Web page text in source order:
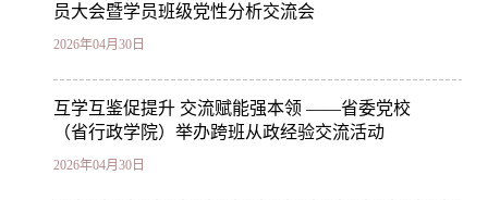
员大会暨学员班级党性分析交流会
2026年04月30日
互学互鉴促提升 交流赋能强本领 ——省委党校
（省行政学院）举办跨班从政经验交流活动
2026年04月30日